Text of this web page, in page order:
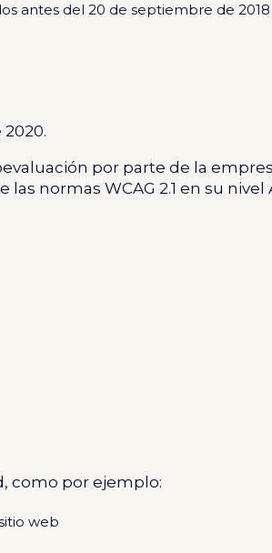
antes del 20 de septiembre de
por parte de la
normas WCAG 2.1 en su nivel
como por ejemplo:
web